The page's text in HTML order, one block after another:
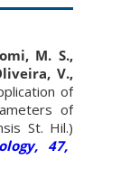
M. S.,
V.,
of
of
St. Hil.)
47,